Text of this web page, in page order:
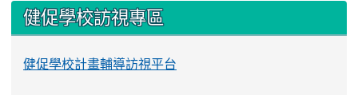
健促學校訪視專區
健促學校計畫輔導訪視平台